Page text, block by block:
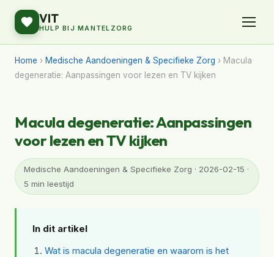
VIT
HULP BIJ MANTELZORG
Home › Medische Aandoeningen & Specifieke Zorg › Macula
degeneratie: Aanpassingen voor lezen en TV kijken
Macula degeneratie: Aanpassingen
voor lezen en TV kijken
Medische Aandoeningen & Specifieke Zorg · 2026-02-15 ·
5 min leestijd
In dit artikel
Wat is macula degeneratie en waarom is het